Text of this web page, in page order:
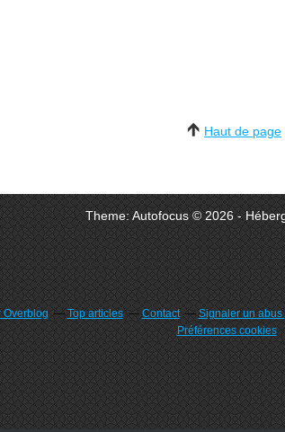
Haut de page
Theme: Autofocus © 2026 -
Overblog Top articles Contact Signaler un abus
Préférences cookies